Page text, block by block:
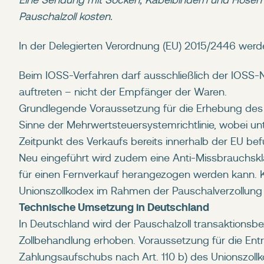
Pauschalzoll kosten.
In der Delegierten Verordnung (EU) 2015/2446
Beim IOSS-Verfahren darf ausschließlich der
auftreten – nicht der Empfänger der Waren.
Grundlegende Voraussetzung für die Erhebung
Sinne der Mehrwertsteuersystemrichtlinie, wobei
Zeitpunkt des Verkaufs bereits innerhalb der EU
Neu eingeführt wird zudem eine Anti-
für einen Fernverkauf herangezogen werden kann.
Unionszollkodex im Rahmen der
Technische Umsetzung in Deutschland
In Deutschland wird der Pauschalzoll
Zollbehandlung erhoben. Voraussetzung für die
Zahlungsaufschubs nach Art. 110 b) des